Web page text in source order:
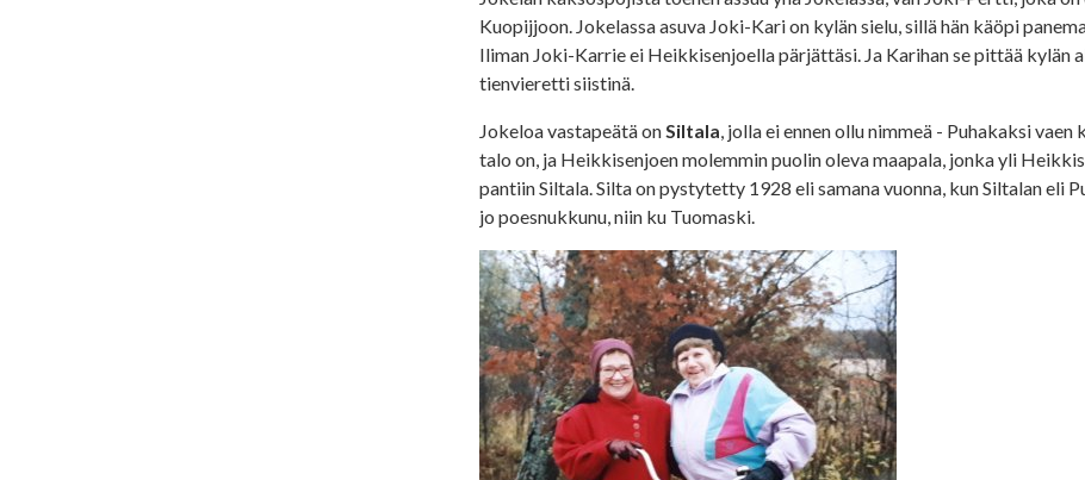
Kuopijjoon. Jokelassa asuva Joki-Kari on kylän sielu, sillä hän käöpi
Iliman Joki-Karrie ei Heikkisenjoella pärjättäsi. Ja Karihan se pittää kylän
tienvieretti siistinä.
Jokeloa vastapeätä onSiltala, jolla ei ennen ollu nimmeä - Puhakaksi
talo on, ja Heikkisenjoen molemmin puolin oleva maapala, jonka yli
pantiin Siltala. Silta on pystytetty 1928 eli samana vuonna, kun Siltalan eli
jo poesnukkunu, niin ku Tuomaski.